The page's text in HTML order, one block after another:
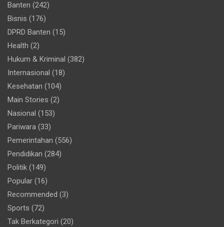
Banten (242)
Bisnis (176)
DPRD Banten (15)
Health (2)
Hukum & Kriminal (382)
Internasional (18)
Kesehatan (104)
Main Stories (2)
Nasional (153)
Pariwara (33)
Pemerintahan (556)
Pendidikan (284)
Politik (149)
Popular (16)
Recommended (3)
Sports (72)
Tak Berkategori (20)